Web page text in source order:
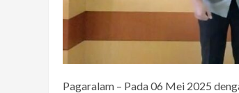
Pagaralam – Pada 06 Mei 2025